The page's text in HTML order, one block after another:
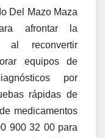
Del Mazo Maza
afrontar la
al reconvertir
equipos de
por
rápidas de
medicamentos
900 32 00 para